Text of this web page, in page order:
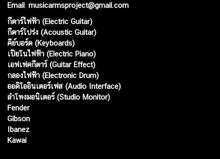
Email: musicarmsproject@gmail.com
กีตาร์ไฟฟ้า (Electric Guitar)
กีตาร์โปร่ง (Acoustic Guitar)
คีย์บอร์ด (Keyboards)
เปียโนไฟฟ้า (Electric Piano)
เอฟเฟคกีตาร์ (Guitar Effect)
กลองไฟฟ้า (Electronic Drum)
ออดิโออินเตอร์เฟส (Audio Interface)
ลำโพงมอนิเตอร์ (Studio Monitor)
Fender
Gibson
Ibanez
Kawai